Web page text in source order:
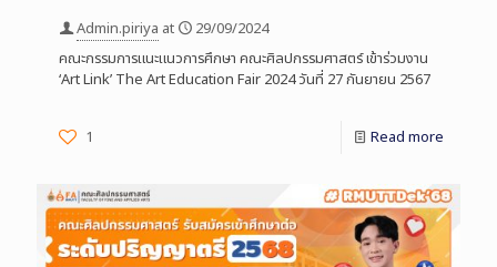
Admin.piriya at
29/09/2024
คณะกรรมการแนะแนวการศึกษา คณะศิลปกรรมศาสตร์ เข้าร่วมงาน
‘Art Link’ The Art Education Fair 2024 วันที่ 27 กันยายน 2567
1 Read more